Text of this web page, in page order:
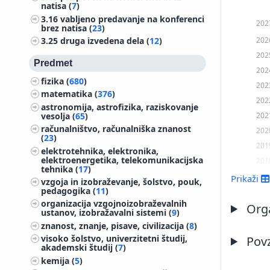
natisa (7)
3.16vabljeno predavanje na konferenci
brez natisa (23)
3.25druga izvedena dela (12)
Predmet
fizika (680)
matematika (376)
astronomija, astrofizika, raziskovanje
vesolja (65)
računalništvo, računalniška znanost
(23)
elektrotehnika, elektronika,
elektroenergetika, telekomunikacijska
tehnika (17)
vzgoja in izobraževanje, šolstvo, pouk,
pedagogika (11)
organizacija vzgojnoizobraževalnih
ustanov, izobražavalni sistemi (9)
znanost, znanje, pisave, civilizacija (8)
visoko šolstvo, univerzitetni študij,
akademski študij (7)
kemija (5)
2017
Prikaži